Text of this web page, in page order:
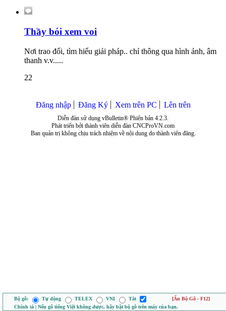
Thầy bói xem voi
Nơi trao đổi, tìm hiểu giải pháp.. chỉ thông qua hình ảnh, âm
thanh v.v.....
22
Đăng nhập Đăng Ký Xem trên PC Lên trên
Diễn đàn sử dụng vBulletin® Phiên bản 4.2.3.
Phát triển bởi thành viên diễn đàn CNCProVN.com
Ban quản trị không chịu trách nhiệm về nội dung do thành viên đăng.
Bộ gõ: Tự động TELEX VNI Tắt
[Ẩn Bộ Gõ - F12]
Chính tả | Nếu gõ tiếng Việt không được, hãy bật bộ gõ trên máy của bạn.